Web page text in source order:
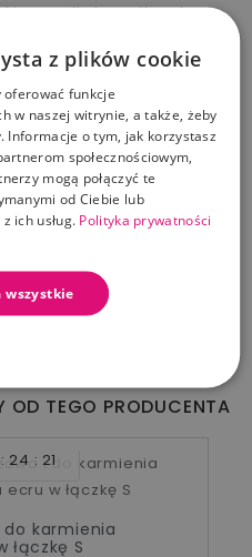
umożliwia całkowite
jest funkcjonalne i
lamówką. Rękawki
drukowanymi w delikatny
wyrobach nie zawierają
posiada certyfikat
bawełna
wysokiej jakości
dziecka.
62
OD TEGO PRODUCENTA
24 20
do karmienia
łączkę S
z plików cookie
oferować funkcje
w naszej witrynie, a także, żeby
o tym, jak korzystasz
społecznościowym,
mogą połączyć te
od Ciebie lub
ich usług. Polityka prywatności
wszystkie